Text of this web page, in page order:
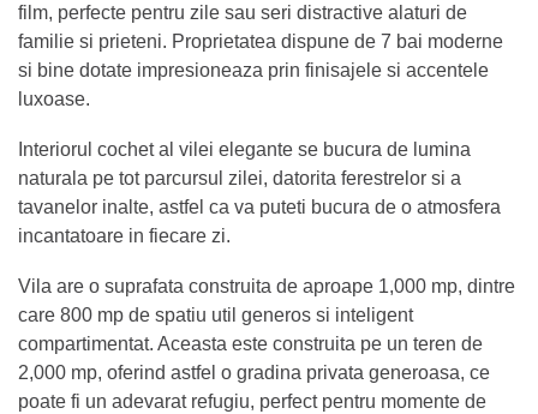
film, perfecte pentru zile sau seri distractive alaturi de
familie si prieteni. Proprietatea dispune de 7 bai moderne
si bine dotate impresioneaza prin finisajele si accentele
luxoase.
Interiorul cochet al vilei elegante se bucura de lumina
naturala pe tot parcursul zilei, datorita ferestrelor si a
tavanelor inalte, astfel ca va puteti bucura de o atmosfera
incantatoare in fiecare zi.
Vila are o suprafata construita de aproape 1,000 mp, dintre
care 800 mp de spatiu util generos si inteligent
compartimentat. Aceasta este construita pe un teren de
2,000 mp, oferind astfel o gradina privata generoasa, ce
poate fi un adevarat refugiu, perfect pentru momente de